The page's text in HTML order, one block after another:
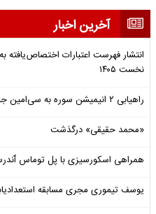
آخرین اخبار
نخست ۱۴۰۵
راهیابی ۲ انیمیشن سوره به سی‌امین جشنواره فیلم رود آیلند
«محمد حقیقی» درگذشت
همراهی اسکورسیزی با پل توماس
یوسف تیموری مجری مسابقه